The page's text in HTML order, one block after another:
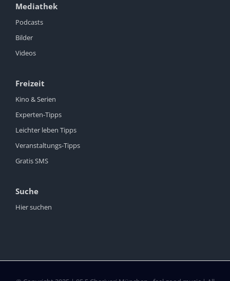
Mediathek
Podcasts
Bilder
Videos
Freizeit
Kino & Serien
Experten-Tipps
Leichter leben Tipps
Veranstaltungs-Tipps
Gratis SMS
Suche
Hier suchen